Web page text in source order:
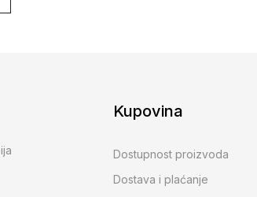
Kupovina
Dostupnost proizvoda
Dostava i plaćanje